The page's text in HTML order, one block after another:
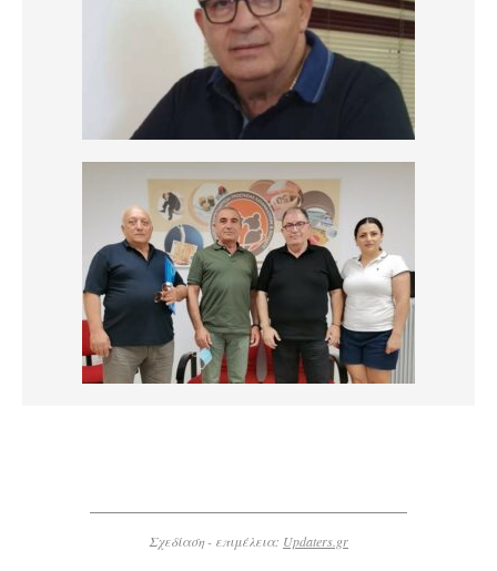
Σχεδίαση - επιμέλεια: Updaters.gr